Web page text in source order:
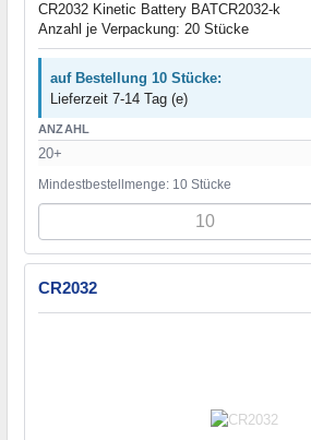
CR2032 Kinetic Battery BATCR2032-k
Anzahl je Verpackung: 20 Stücke
auf Bestellung 10 Stücke:
Lieferzeit 7-14 Tag (e)
ANZAHL
20+
Mindestbestellmenge: 10 Stücke
CR2032